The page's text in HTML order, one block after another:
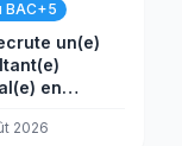
BAC+5
un(e)
en
2026